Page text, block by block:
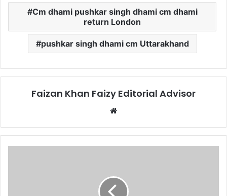
Cm dhami pushkar singh dhami cm dhami
return London
pushkar singh dhami cm Uttarakhand
Faizan Khan Faizy Editorial Advisor
b
s
e